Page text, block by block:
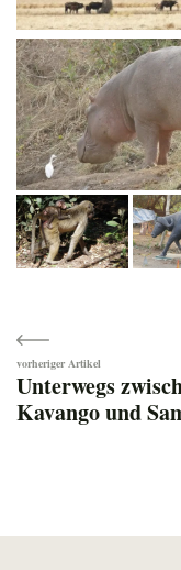
Unterwegs
Kavango und